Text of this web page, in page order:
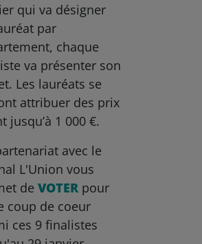
qui va désigner
par
chaque
va présenter son
Les lauréats se
attribuer des prix
jusqu’à 1 000 €.
avec le
L'Union vous
deVOTER pour
coup de coeur
ces 9 finalistes